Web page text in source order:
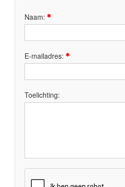
Naam:
E-mailadres:
Toelichting: